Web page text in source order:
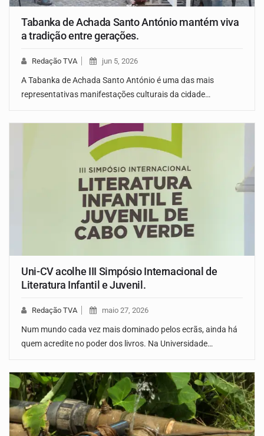
Tabanka de Achada Santo António mantém viva
a tradição entre gerações.
Redação TVA jun 5, 2026
A Tabanka de Achada Santo António é uma das mais
representativas manifestações culturais da cidade…
Uni-CV acolhe III Simpósio Internacional de
Literatura Infantil e Juvenil.
Redação TVA maio 27, 2026
Num mundo cada vez mais dominado pelos ecrãs, ainda há
quem acredite no poder dos livros. Na Universidade…